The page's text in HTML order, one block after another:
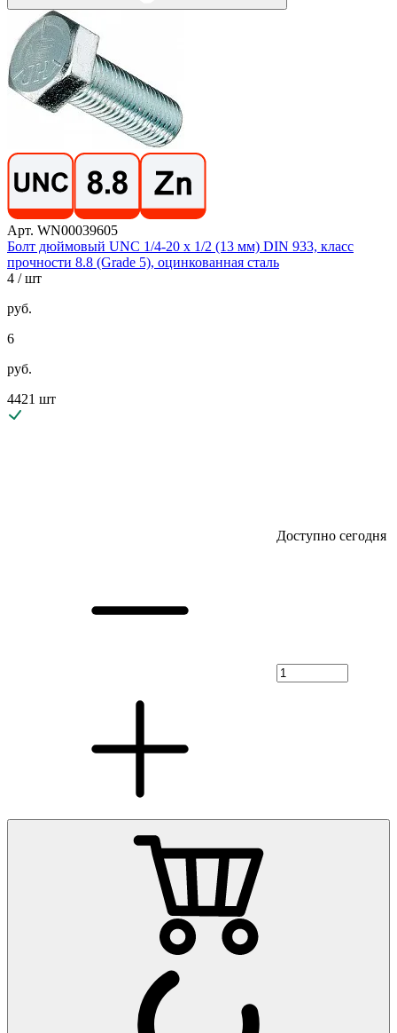
Арт. WN00039605
Болт дюймовый UNC 1/4-20 х 1/2 (13 мм) DIN 933, класс
прочности 8.8 (Grade 5), оцинкованная сталь
4 / шт
руб.
6
руб.
4421 шт
Доступно сегодня